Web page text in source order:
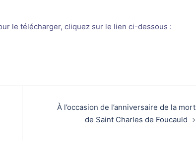
le télécharger, cliquez sur le lien ci-dessous :
À l’occasion de l’anniversaire de la mort
de Saint Charles de Foucauld